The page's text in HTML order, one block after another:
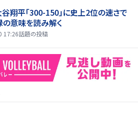
谷翔平「300-150」に史上2位の速さで
意味を読み解く
17:26話題の投稿